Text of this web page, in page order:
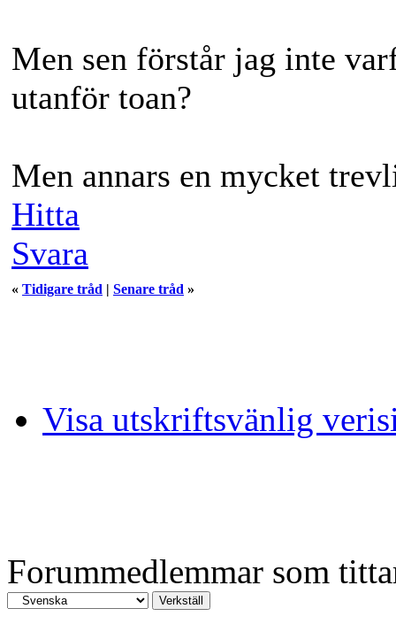
Men sen förstår jag inte
utanför toan?
Men annars en mycket
Hitta
Svara
« Tidigare tråd | Senare tråd »
Visa utskriftsvänlig
Forummedlemmar som